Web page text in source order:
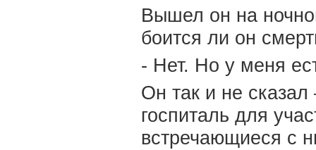
Вышел он на
боится ли он
- Нет. Но у меня
Он так и не сказал
госпиталь для
встречающиеся с